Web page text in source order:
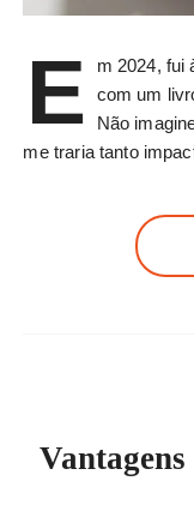
E
m 2024, fui
com um
Não
me traria tanto
Vantagens